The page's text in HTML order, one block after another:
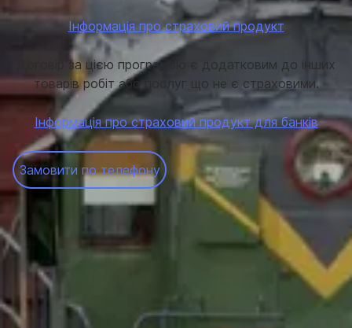
Інформація про страховий продукт
Договір за цією програмою є додатковим до інших
товарів робіт або послуг що не є страховими.
Інформація про страховий продукт для банків
Замовити по телефону